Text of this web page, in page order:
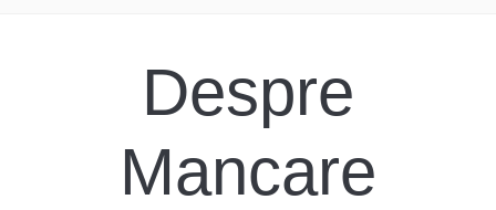
Despre
Mancare